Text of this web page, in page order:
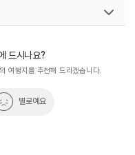
드시나요?
여행지를 추천해 드리겠습니다.
별로예요